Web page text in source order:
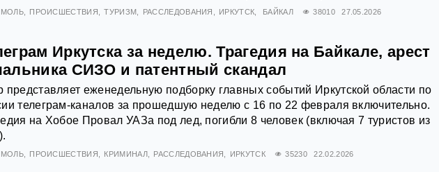
ПРОИСШЕСТВИЯ ТУРИЗМ РАССЛЕДОВАНИЯ ИРКУТСК БАЙКАЛ 38010 27.05.2026
Иркутска за неделю. Трагедия на Байкале, арест
СИЗО и патентный скандал
представляет еженедельную подборку главных событий Иркутской области по
телеграм-каналов за прошедшую неделю с 16 по 22 февраля включительно.
на Хобое Провал УАЗа под лед, погибли 8 человек (включая 7 туристов из
ПРОИСШЕСТВИЯ КРИМИНАЛ РАССЛЕДОВАНИЯ ИРКУТСК 35230 22.02.2026